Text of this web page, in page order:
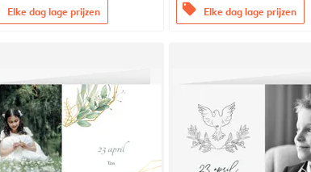
Elke dag lage prijzen offers Elke dag lage prijzen